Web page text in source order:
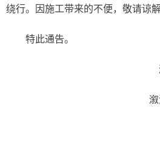
绕行。因施工带来的不便，敬请谅解
特此通告。